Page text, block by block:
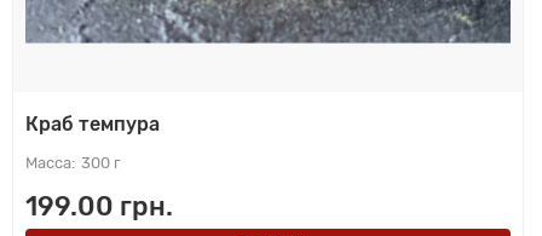
Краб темпура
300 г
199.00 грн.